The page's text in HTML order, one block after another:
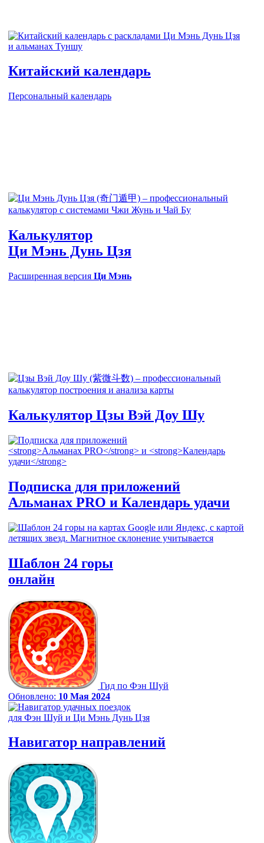
Китайский календарь
Персональный календарь
Калькулятор
Ци Мэнь Дунь Цзя
Расширенная версия Ци Мэнь
Калькулятор Цзы Вэй Доу Шу
Подписка для приложений
Альманах PRO и Календарь удачи
Шаблон 24 горы
онлайн
Гид по Фэн Шуй
Обновлено: 10 Мая 2024
Навигатор направлений